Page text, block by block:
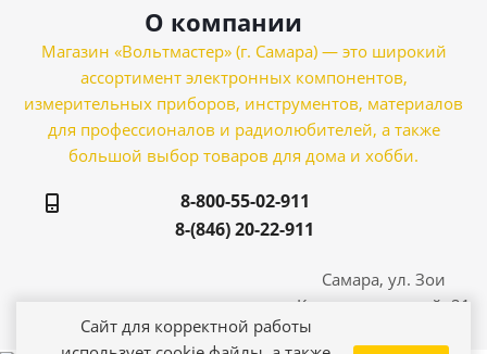
О компании
Магазин «Вольтмастер» (г. Самара) — это широкий
ассортимент электронных компонентов,
измерительных приборов, инструментов, материалов
для профессионалов и радиолюбителей, а также
большой выбор товаров для дома и хобби.
8-800-55-02-911
8-(846) 20-22-911
Самара, ул. Зои
Космодемьянской, 21
Сайт для корректной работы